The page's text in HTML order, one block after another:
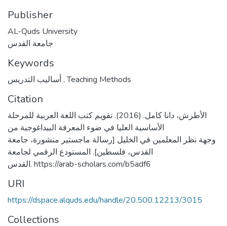
Publisher
AL-Quds University
جامعة القدس
Keywords
,Teaching Methods
Citation
الأطرش، دانا كامل. (2016). تقويم كتب اللغة العربية للمرحلة
الأساسية العليا في ضوء المعرفة البيداغوجية من
وجهة نظر المعلمين في الخليل [رسالة ماجستير منشورة، جامعة
القدس، فلسطين]. المستودع الرقمي لجامعة
القدس. https://arab-scholars.com/b5adf6
URI
https://dspace.alquds.edu/handle/20.500.12213/3015
Collections